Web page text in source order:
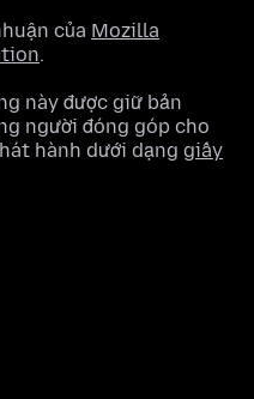
của Mozilla
.
này được giữ bản
người đóng góp cho
hành dưới dạng giấy